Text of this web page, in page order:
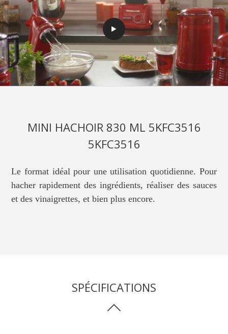
MINI HACHOIR 830 ML 5KFC3516
5KFC3516
Le format idéal pour une utilisation quotidienne. Pour
hacher rapidement des ingrédients, réaliser des sauces
et des vinaigrettes, et bien plus encore.
SPÉCIFICATIONS